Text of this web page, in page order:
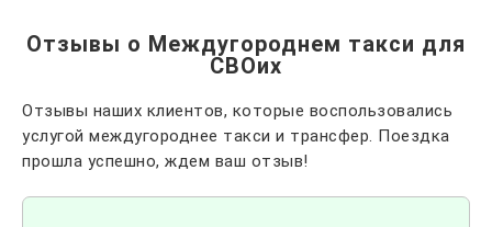
Отзывы о Междугороднем такси для
СВОих
Отзывы наших клиентов, которые воспользовались
услугой междугороднее такси и трансфер. Поездка
прошла успешно, ждем ваш отзыв!